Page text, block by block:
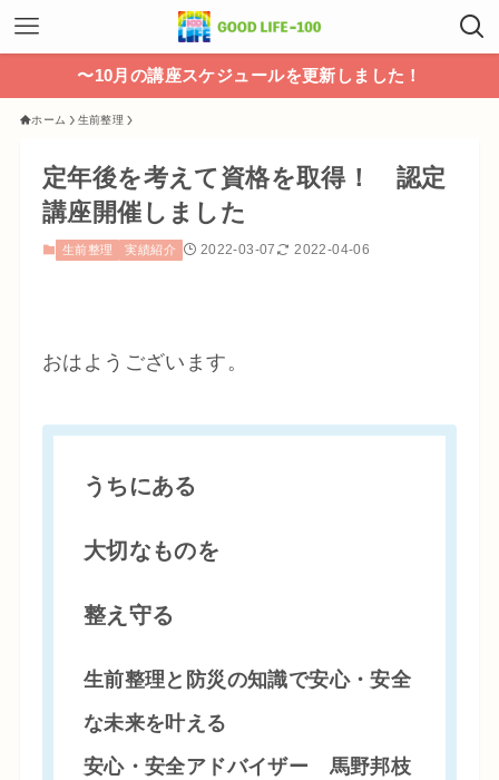
〜10月の講座スケジュールを更新しました！
ホーム 生前整理
定年後を考えて資格を取得！ 認定
講座開催しました
生前整理 実績紹介 2022-03-07 2022-04-06
おはようございます。
うちにある
大切なものを
整え守る
生前整理と防災の知識で安心・安全
な未来を叶える
安心・安全アドバイザー 馬野邦枝